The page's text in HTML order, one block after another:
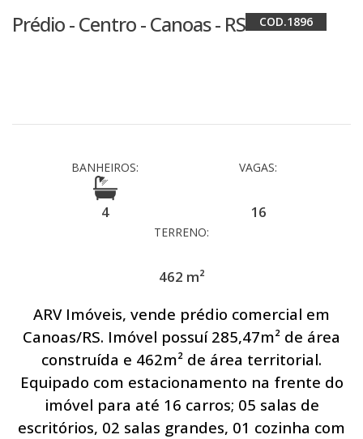
Prédio - Centro - Canoas - RS 1896
BANHEIROS:
4
VAGAS:
16
TERRENO:
462 m²
ARV Imóveis, vende prédio comercial em
Canoas/RS. Imóvel possuí 285,47m² de área
construída e 462m² de área territorial.
Equipado com estacionamento na frente do
imóvel para até 16 carros; 05 salas de
escritórios, 02 salas grandes, 01 cozinha com